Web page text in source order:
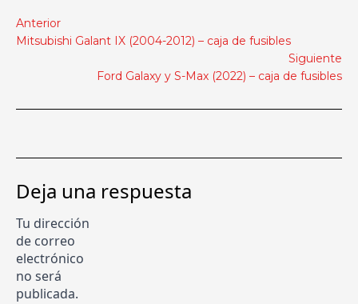
Anterior
Mitsubishi Galant IX (2004-2012) – caja de fusibles
Siguiente
Ford Galaxy y S-Max (2022) – caja de fusibles
Deja una respuesta
Tu dirección
de correo
electrónico
no será
publicada.